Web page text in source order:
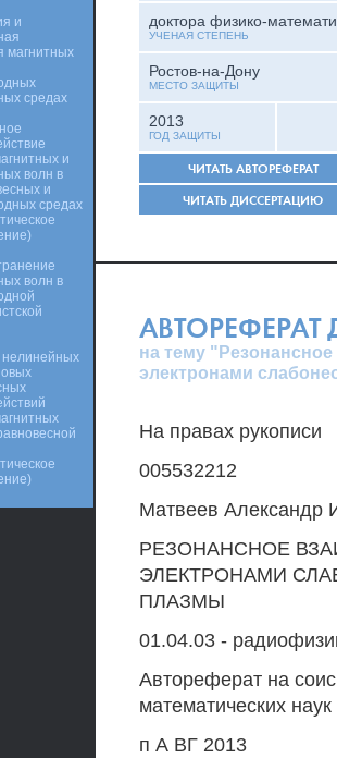
доктора физико-
УЧЕНАЯ СТЕПЕНЬ
Ростов-на-Дону
МЕСТО ЗАЩИТЫ
2013
ГОД ЗАЩИТЫ
ЧИТАТЬ АВТОРЕФЕРАТ
ЧИТАТЬ ДИССЕРТАЦИЮ
АВТОРЕФЕРАТ
на тему
электронами
На правах рукописи
005532212
Матвеев Александр
РЕЗОНАНСНОЕ
ЭЛЕКТРОНАМИ
ПЛАЗМЫ
01.04.03 -
Автореферат на
математических наук
п А ВГ 2013
и
магнитных
средах
и
волн в
и
средах
волн в
нелинейных